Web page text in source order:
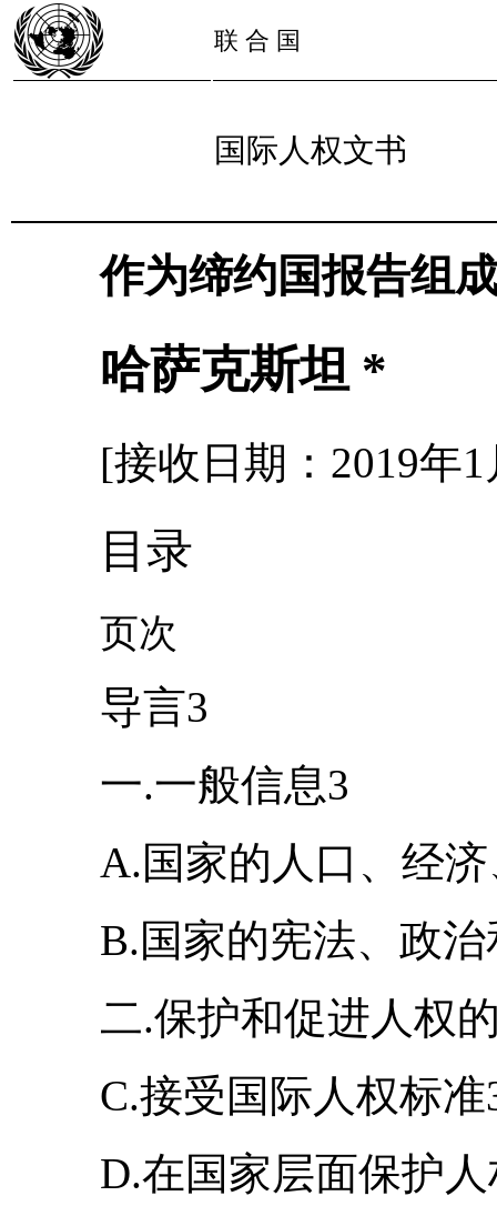
联 合 国
国际人权文书
作为缔约国报告组
哈萨克斯坦 *
[接收日期：2019年
目录
页次
导言3
一.一般信息3
A.国家的人口、经
B.国家的宪法、政
二.保护和促进人权
C.接受国际人权标准
D.在国家层面保护